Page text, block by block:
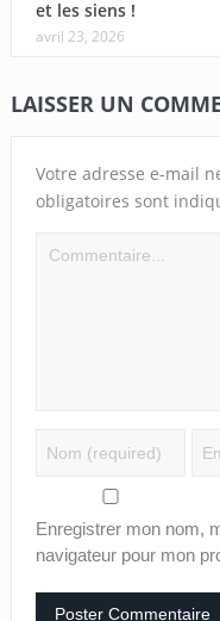
et les siens !
avril 23, 2026
LAISSER UN
Votre adresse e-mail
obligatoires sont
Enregistrer mon nom,
navigateur pour mon